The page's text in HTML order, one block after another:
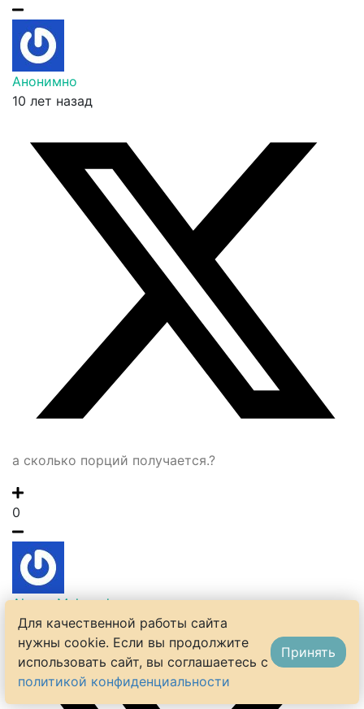
Анонимно
10 лет назад
а сколько порций получается.?
0
Alesya Mahmudova
10 лет назад
Для качественной работы сайта
нужны cookie. Если вы продолжите
использовать сайт, вы соглашаетесь с
политикой конфиденциальности
Принять